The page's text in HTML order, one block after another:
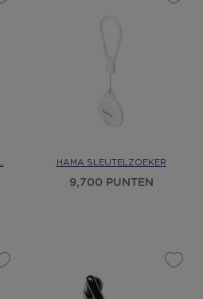
HAMA SLEUTELZOEKER
9,700 PUNTEN